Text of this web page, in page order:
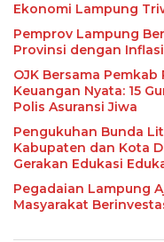
Ekonomi Lampung
Pemprov Lampung
Provinsi dengan
OJK Bersama
Keuangan Nyata: 15
Polis Asuransi Jiwa
Pengukuhan Bunda
Kabupaten dan Kota
Gerakan Edukasi
Pegadaian Lampung
Masyarakat